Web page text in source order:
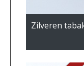
Zilveren